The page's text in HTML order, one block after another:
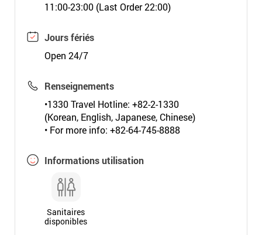
11:00-23:00 (Last Order 22:00)
Jours fériés
Open 24/7
Renseignements
•1330 Travel Hotline: +82-2-1330
(Korean, English, Japanese, Chinese)
• For more info: +82-64-745-8888
Informations utilisation
Sanitaires
disponibles